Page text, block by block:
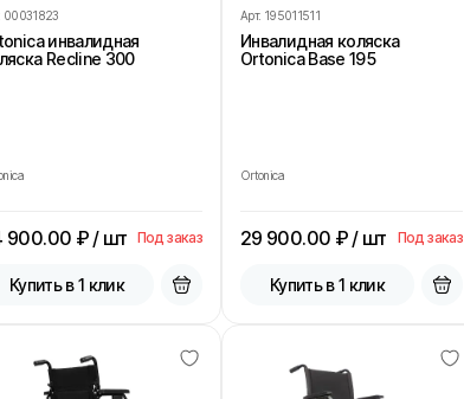
00031823
инвалидная
Recline 300
900.00 ₽ / шт Под заказ
Купить в 1 клик
Арт. 195011511
Инвалидная коляска
Ortonica Base 195
Ortonica
29 900.00 ₽ / шт Под заказ
Купить в 1 клик